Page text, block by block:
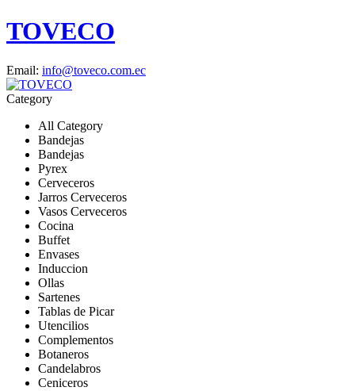
TOVECO
Email: info@toveco.com.ec
Category
All Category
Bandejas
Bandejas
Pyrex
Cerveceros
Jarros Cerveceros
Vasos Cerveceros
Cocina
Buffet
Envases
Induccion
Ollas
Sartenes
Tablas de Picar
Utencilios
Complementos
Botaneros
Candelabros
Ceniceros